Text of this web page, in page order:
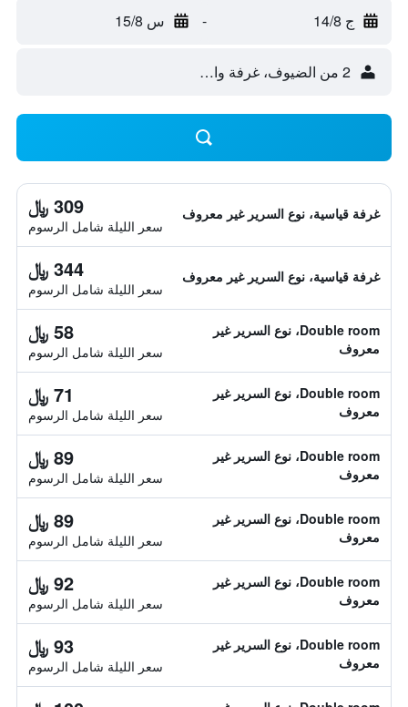
ج 14/8 - س 15/8
2 من الضيوف، غرفة واحدة
غرفة قياسية، نوع السرير غير معروف 309 ﷼
سعر الليلة شامل الرسوم
غرفة قياسية، نوع السرير غير معروف 344 ﷼
سعر الليلة شامل الرسوم
Double room، نوع السرير غير
معروف
58 ﷼
سعر الليلة شامل الرسوم
Double room، نوع السرير غير
معروف
71 ﷼
سعر الليلة شامل الرسوم
Double room، نوع السرير غير
معروف
89 ﷼
سعر الليلة شامل الرسوم
Double room، نوع السرير غير
معروف
89 ﷼
سعر الليلة شامل الرسوم
Double room، نوع السرير غير
معروف
92 ﷼
سعر الليلة شامل الرسوم
Double room، نوع السرير غير
معروف
93 ﷼
سعر الليلة شامل الرسوم